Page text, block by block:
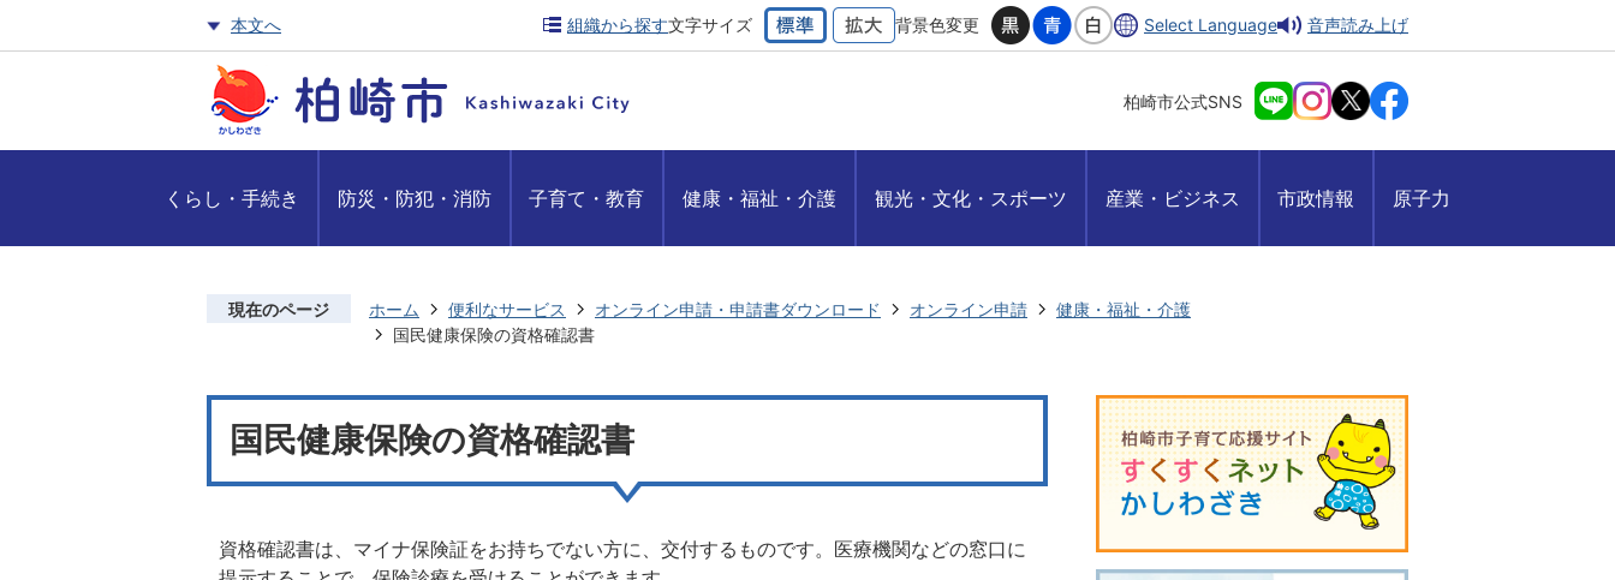
本文へ 組織から探す文字サイズ 背景色変更 Select Language 音声読み上げ
柏崎市公式SNS
くらし・手続き 防災・防犯・消防 子育て・教育 健康・福祉・介護 観光・文化・スポーツ 産業・ビジネス 市政情報 原子力
現在のページ ホーム 便利なサービス オンライン申請・申請書ダウンロード オンライン申請
健康・福祉・介護
国民健康保険の資格確認書
国民健康保険の資格確認書
資格確認書は、マイナ保険証をお持ちでない方に、交付するものです。医療機関などの窓口に